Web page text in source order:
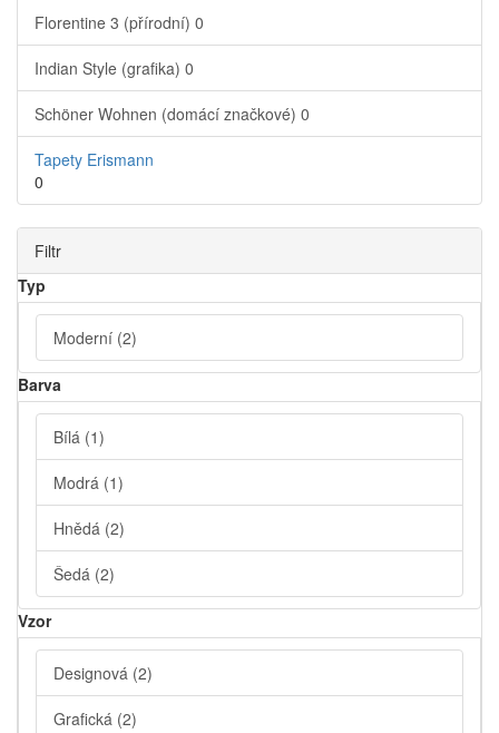
Florentine 3 (přírodní) 0
Indian Style (grafika) 0
Schöner Wohnen (domácí značkové) 0
Tapety Erismann
0
Filtr
Typ
Moderní (2)
Barva
Bílá (1)
Modrá (1)
Hnědá (2)
Šedá (2)
Vzor
Designová (2)
Grafická (2)